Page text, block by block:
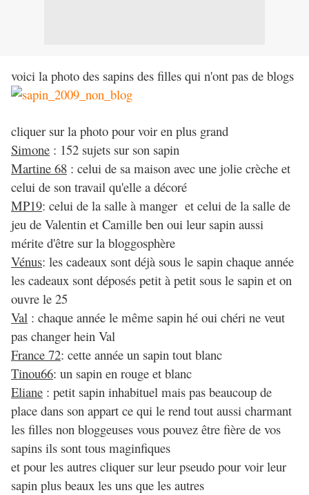
voici la photo des sapins des filles qui n'ont pas de blogs
cliquer sur la photo pour voir en plus grand
Simone : 152 sujets sur son sapin
Martine 68 : celui de sa maison avec une jolie crèche et
celui de son travail qu'elle a décoré
MP19: celui de la salle à manger et celui de la salle de
jeu de Valentin et Camille ben oui leur sapin aussi
mérite d'être sur la bloggosphère
Vénus: les cadeaux sont déjà sous le sapin chaque année
les cadeaux sont déposés petit à petit sous le sapin et on
ouvre le 25
Val : chaque année le même sapin hé oui chéri ne veut
pas changer hein Val
France 72: cette année un sapin tout blanc
Tinou66: un sapin en rouge et blanc
Eliane : petit sapin inhabituel mais pas beaucoup de
place dans son appart ce qui le rend tout aussi charmant
les filles non bloggeuses vous pouvez être fière de vos
sapins ils sont tous maginfiques
et pour les autres cliquer sur leur pseudo pour voir leur
sapin plus beaux les uns que les autres